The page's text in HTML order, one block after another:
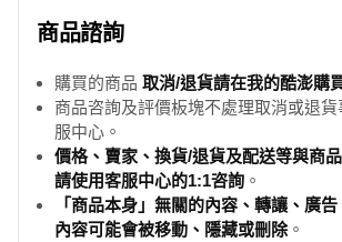
商品諮詢
購買的商品 取消/退貨請在我的酷澎購
商品咨詢及評價板塊不處理取消或退
服中心。
價格、賣家、換貨/退貨及配送等與商
請使用客服中心的1:1咨詢 。
「商品本身」無關的內容、轉讓、廣
內容可能會被移動、隱藏或刪除。